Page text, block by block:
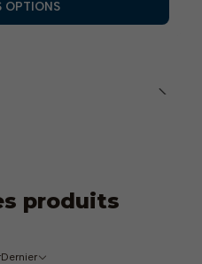
OPTIONS
produits
Dernier